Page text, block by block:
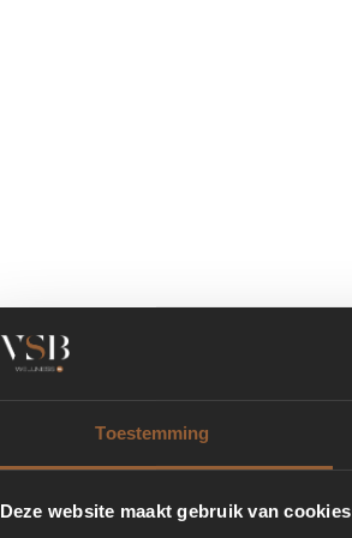
Toestemming
Deze website maakt gebruik van cookies